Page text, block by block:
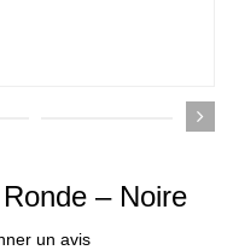
– Noire
un avis